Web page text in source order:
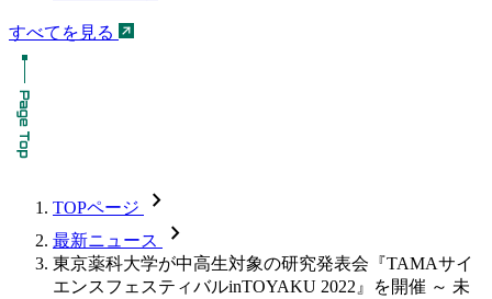
すべてを見る
TOPページ chevron_forward
最新ニュース chevron_forward
東京薬科大学が中高生対象の研究発表会『TAMAサイ
エンスフェスティバルinTOYAKU 2022』を開催 ～ 未